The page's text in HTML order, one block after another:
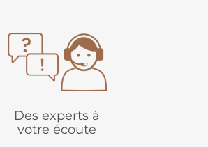
Des experts à
votre écoute